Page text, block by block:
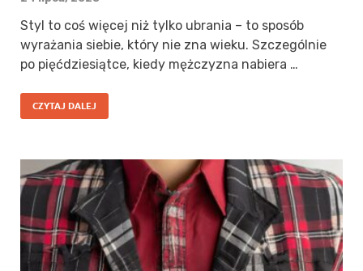
Styl to coś więcej niż tylko ubrania – to sposób
wyrażania siebie, który nie zna wieku. Szczególnie
po pięćdziesiątce, kiedy mężczyzna nabiera …
CZYTAJ DALEJ